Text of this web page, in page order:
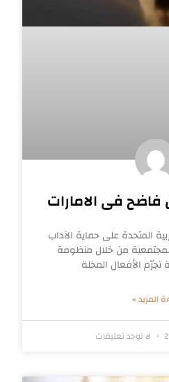
فى الامارات
المتحدة على حماية الآداب
من خلال منظومة
تجرّم الأفعال المخلة
المزيد »
لا توجد تعليقات